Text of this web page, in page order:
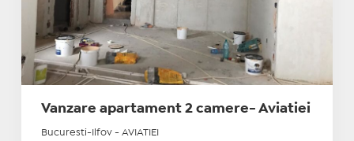
Vanzare apartament 2 camere- Aviatiei
Bucuresti-Ilfov - AVIATIEI